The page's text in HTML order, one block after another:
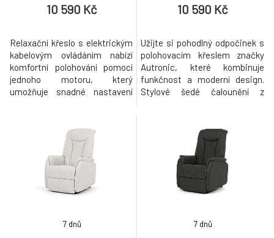
10 590 Kč
Relaxační křeslo s elektrickým
kabelovým ovládáním nabízí
komfortní polohování pomocí
jednoho motoru, který
umožňuje snadné nastavení
látky, která se snadno udržuje
a přispívá k útulnému vzhledu.
Kovová podnož zajišťuje
stabilitu a pevnost, zatímco
výklopná funkce usnadňuje
vstávání a
10 590 Kč
Užijte si pohodlný odpočinek s
polohovacím křeslem značky
Autronic, které kombinuje
funkčnost a moderní design.
Stylové šedé čalounění z
do každého interiéru. Díky
elektrickému kabelovému
ovládání a výklopné funkci pro
snadnější vstávání nabízí křeslo
maximální komfort při
každodenním použí
7 dnů 7 dnů